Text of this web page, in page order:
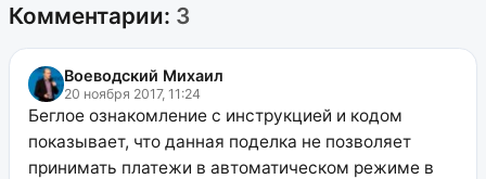
Комментарии: 3
Воеводский Михаил
20 ноября 2017, 11:24
Беглое ознакомление с инструкцией и кодом
показывает, что данная поделка не позволяет
принимать платежи в автоматическом режиме в